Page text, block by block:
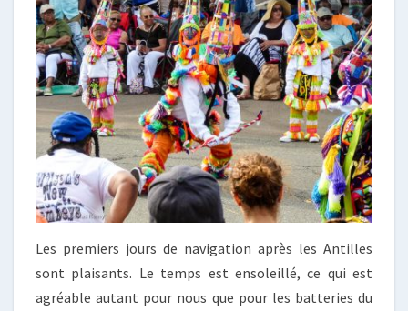
Les premiers jours de navigation après les Antilles
sont plaisants. Le temps est ensoleillé, ce qui est
agréable autant pour nous que pour les batteries du